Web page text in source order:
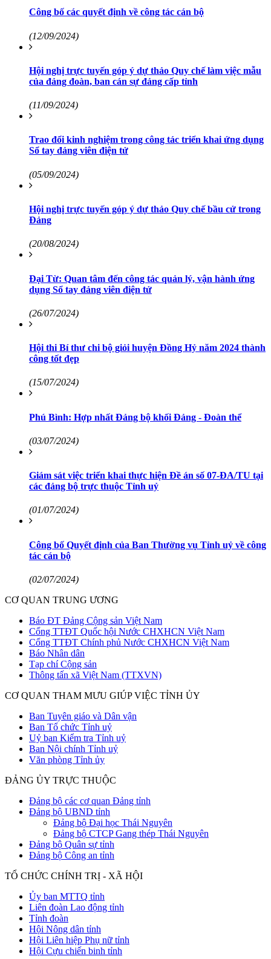
Công bố các quyết định về công tác cán bộ
(12/09/2024)
Hội nghị trực tuyến góp ý dự thảo Quy chế làm việc mẫu
của đảng đoàn, ban cán sự đảng cấp tỉnh
(11/09/2024)
Trao đổi kinh nghiệm trong công tác triển khai ứng dụng
Sổ tay đảng viên điện tử
(05/09/2024)
Hội nghị trực tuyến góp ý dự thảo Quy chế bầu cử trong
Đảng
(20/08/2024)
Đại Từ: Quan tâm đến công tác quản lý, vận hành ứng
dụng Sổ tay đảng viên điện tử
(26/07/2024)
Hội thi Bí thư chi bộ giỏi huyện Đồng Hỷ năm 2024 thành
công tốt đẹp
(15/07/2024)
Phú Bình: Hợp nhất Đảng bộ khối Đảng - Đoàn thể
(03/07/2024)
Giám sát việc triển khai thực hiện Đề án số 07-ĐA/TU tại
các đảng bộ trực thuộc Tỉnh uỷ
(01/07/2024)
Công bố Quyết định của Ban Thường vụ Tỉnh uỷ về công
tác cán bộ
(02/07/2024)
CƠ QUAN TRUNG ƯƠNG
Báo ĐT Đảng Cộng sản Việt Nam
Cổng TTĐT Quốc hội Nước CHXHCN Việt Nam
Cổng TTĐT Chính phủ Nước CHXHCN Việt Nam
Báo Nhân dân
Tạp chí Cộng sản
Thông tấn xã Việt Nam (TTXVN)
CƠ QUAN THAM MƯU GIÚP VIỆC TỈNH ỦY
Ban Tuyên giáo và Dân vận
Ban Tổ chức Tỉnh uỷ
Uỷ ban Kiểm tra Tỉnh uỷ
Ban Nội chính Tỉnh uỷ
Văn phòng Tỉnh ủy
ĐẢNG ỦY TRỰC THUỘC
Đảng bộ các cơ quan Đảng tỉnh
Đảng bộ UBND tỉnh
Đảng bộ Đại học Thái Nguyên
Đảng bộ CTCP Gang thép Thái Nguyên
Đảng bộ Quân sự tỉnh
Đảng bộ Công an tỉnh
TỔ CHỨC CHÍNH TRỊ - XÃ HỘI
Ủy ban MTTQ tỉnh
Liên đoàn Lao động tỉnh
Tỉnh đoàn
Hội Nông dân tỉnh
Hội Liên hiệp Phụ nữ tỉnh
Hội Cựu chiến binh tỉnh